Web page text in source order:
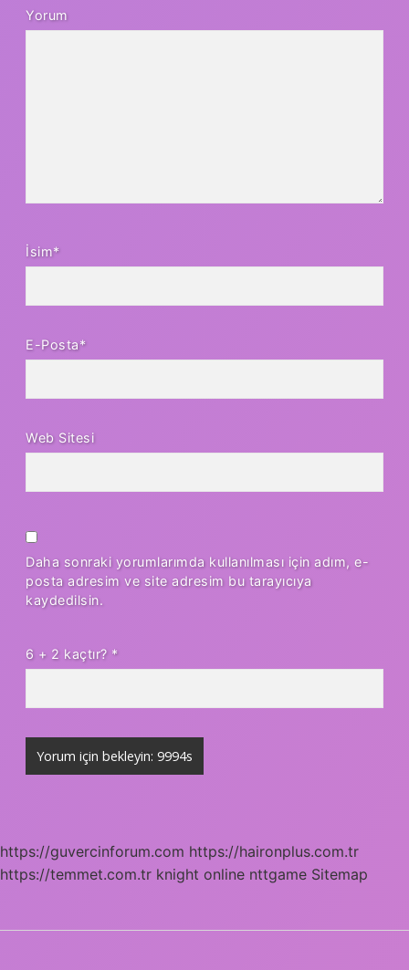
Yorum
İsim*
E-Posta*
Web Sitesi
Daha sonraki yorumlarımda kullanılması için adım, e-
posta adresim ve site adresim bu tarayıcıya
kaydedilsin.
6 + 2 kaçtır? *
https://guvercinforum.com https://haironplus.com.tr
https://temmet.com.tr knight online nttgame Sitemap